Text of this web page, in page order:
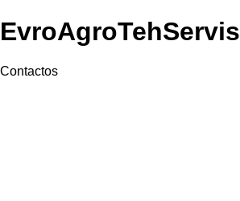
EvroAgroTehServis
Contactos